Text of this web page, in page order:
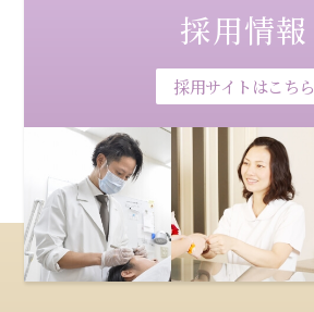
採用情報
採用サイトはこちら